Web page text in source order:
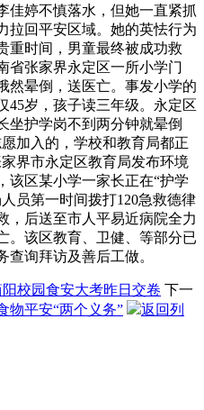
佳婷不慎落水，但她一直紧抓
拉回平安区域。她的英怯行为
重时间，男童最终被成功救
省张家界永定区一所小学门
然晕倒，送医亡。事发小学的
45岁，孩子读三年级。永定区
坐护学岗不到两分钟就晕倒
加入的，学校和教育局都正
界市永定区教育局发布环境
该区某小学一家长正在“护学
员第一时间拨打120急救德律
，后送至市人平易近病院全力
。该区教育、卫健、等部分已
查询拜访及善后工做。
校园食安大考昨日交卷 下一
物平安“两个义务”
返回列